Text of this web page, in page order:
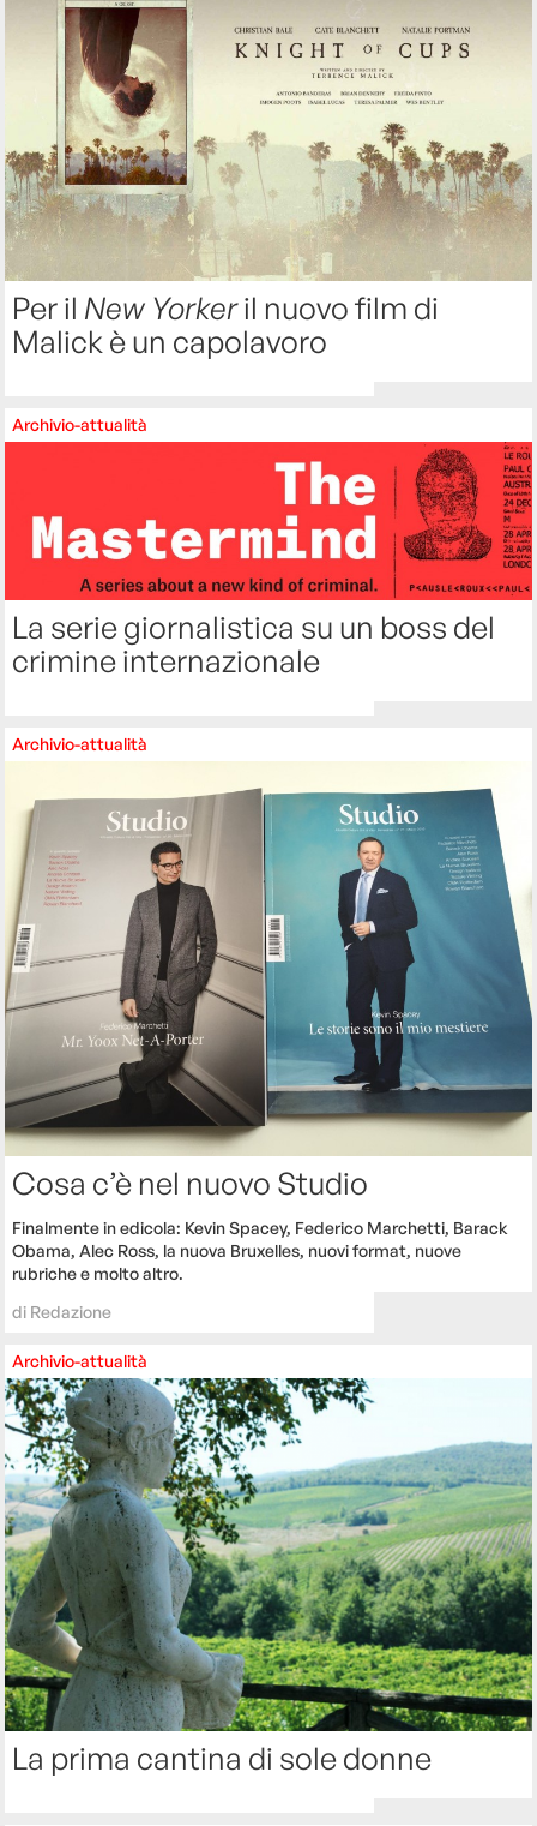
Per il New Yorkeril nuovo film di
Malick è un capolavoro
Archivio-attualità
La serie giornalistica su un boss del
crimine internazionale
Archivio-attualità
Cosa c’è nel nuovo Studio
Finalmente in edicola: Kevin Spacey, Federico Marchetti, Barack
Obama, Alec Ross, la nuova Bruxelles, nuovi format, nuove
rubriche e molto altro.
di Redazione
Archivio-attualità
La prima cantina di sole donne